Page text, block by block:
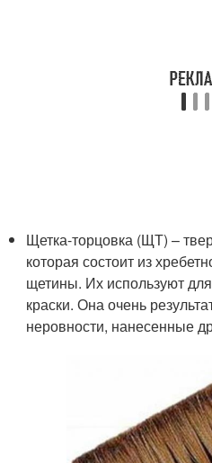
Щетка-торцовка (ЩТ) –
которая состоит из
щетины. Их используют
краски. Она очень
неровности, нанесенные